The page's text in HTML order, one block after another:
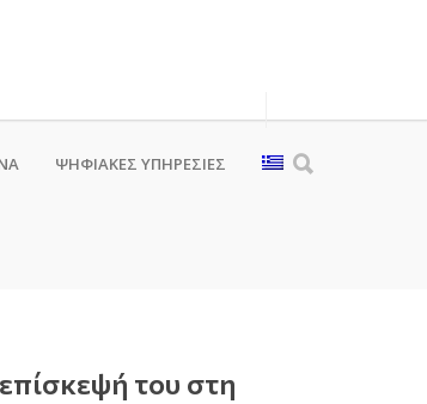
ΨΗΦΙΑΚΈΣ ΥΠΗΡΕΣΊΕΣ
του στη